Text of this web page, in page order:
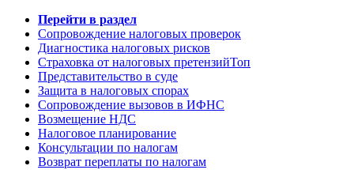
Перейти в раздел
Сопровождение налоговых проверок
Диагностика налоговых рисков
Страховка от налоговых претензийТоп
Представительство в суде
Защита в налоговых спорах
Сопровождение вызовов в ИФНС
Возмещение НДС
Налоговое планирование
Консультации по налогам
Возврат переплаты по налогам